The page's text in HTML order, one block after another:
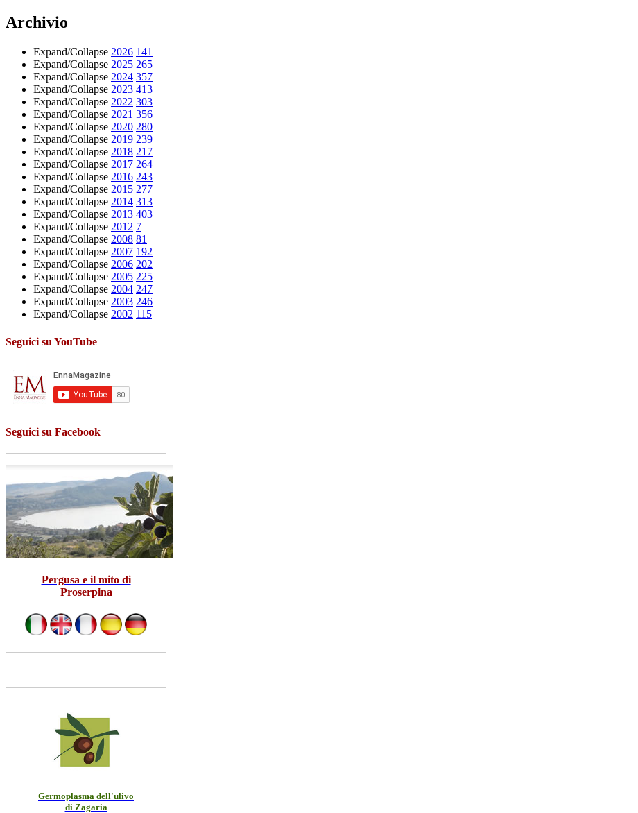
Archivio
Expand/Collapse 2026 141
Expand/Collapse 2025 265
Expand/Collapse 2024 357
Expand/Collapse 2023 413
Expand/Collapse 2022 303
Expand/Collapse 2021 356
Expand/Collapse 2020 280
Expand/Collapse 2019 239
Expand/Collapse 2018 217
Expand/Collapse 2017 264
Expand/Collapse 2016 243
Expand/Collapse 2015 277
Expand/Collapse 2014 313
Expand/Collapse 2013 403
Expand/Collapse 2012 7
Expand/Collapse 2008 81
Expand/Collapse 2007 192
Expand/Collapse 2006 202
Expand/Collapse 2005 225
Expand/Collapse 2004 247
Expand/Collapse 2003 246
Expand/Collapse 2002 115
Seguici su YouTube
Seguici su Facebook
Pergusa e il mito di
Proserpina
Germoplasma dell'ulivo
di Zagaria